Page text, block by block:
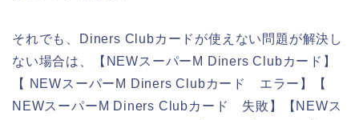
それでも、Diners Clubカードが使えない問題が解決し
ない場合は、【NEWスーパーM Diners Clubカード】
【 NEWスーパーM Diners Clubカード エラー】【
NEWスーパーM Diners Clubカード 失敗】【NEWス